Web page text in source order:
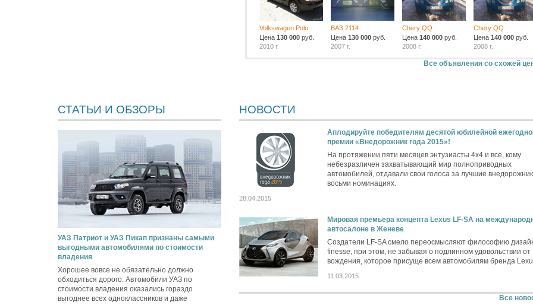
Volkswagen Polo
Цена130 000 руб.
2010 г.
ВАЗ 2114
Цена130 000 руб.
2007 г.
Chery QQ
Цена 140 000руб.
2008 г.
Chery QQ
Цена 140 000руб.
2008 г.
Все объявления со схожей
СТАТЬИ И ОБЗОРЫ
УАЗ Патриот и УАЗ Пикап признаны самыми
выгодными автомобилями по стоимости
владения
Хорошее вовсе не обязательно должно
обходиться дорого. Автомобили УАЗ по
стоимости владения оказались гораздо
выгоднее всех одноклассников и даже
НОВОСТИ
Аплодируйте победителям десятой юбилейной
премии «Внедорожник года 2015»!
На протяжении пяти месяцев энтузиасты 4х4 и все, кому
небезразличен захватывающий мир полноприводных
автомобилей, отдавали свои голоса за лучшие
восьми номинациях.
28.04.2015
Мировая премьера концепта Lexus LF-SA на
автосалоне в Женеве
Создатели LF-SA смело переосмысляют философию
finesse, при этом, не забывая о подлинном удовольствии от
вождения, которое присуще всем автомобилям бренда
11.03.2015
Все